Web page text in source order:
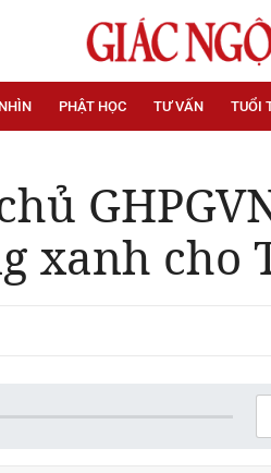
PHẬT HỌC TƯ VẤN TUỔI
xanh cho